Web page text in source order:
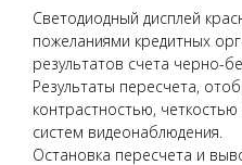
Светодиодный дисплей
пожеланиями кредитных
результатов счета черно-
Результаты пересчета,
контрастностью,
систем видеонаблюдения.
Остановка пересчета и